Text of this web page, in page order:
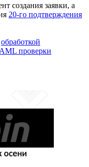
создания заявки, а
20-го подтверждения
обработкой
AML проверки